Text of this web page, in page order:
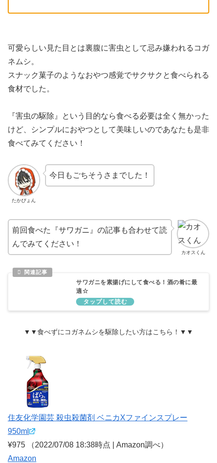
可愛らしい見た目とは裏腹に害虫として忌み嫌われるコガ
ネムシ。
スナック菓子のようなおやつ感覚でサクサクと食べられる
食材でした。
『害虫の駆除』という目的なら食べる必要は全く無かった
けど、シンプルにおやつとして美味しいのであなたも是非
食べてみてください！
たかぴょん
今日もごちそうさまでした！
カオスくん
前回食べた『サワガニ』の記事も合わせて読
んでみてください！
サワガニを素揚げにして食べる！酒の肴に最
適☆
▼▼食べずにコガネムシを駆除したい方はこちら！▼▼
住友化学園芸 殺虫殺菌剤 ベニカXファインスプレー
950ml
¥975
（2022/07/08 18:38時点 | Amazon調べ）
Amazon